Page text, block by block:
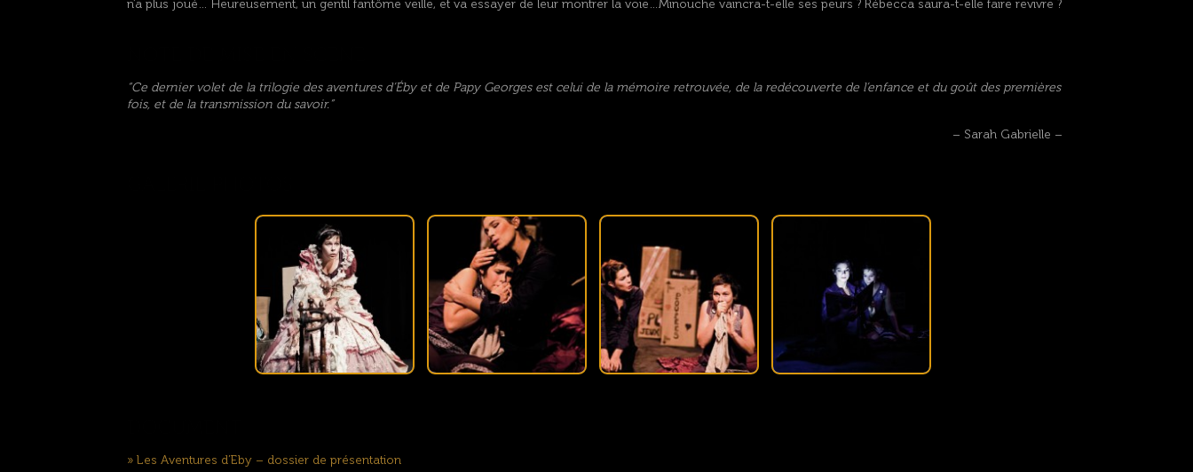
n’a plus joué… Heureusement, un gentil fantôme veille, et va essayer de leur montrer la voie…Minouche vaincra-t-elle ses peurs ? Rébecca saura-t-elle faire revivre ?
“Ce dernier volet de la trilogie des aventures d’Éby et de Papy Georges est celui de la mémoire retrouvée, de la redécouverte de l’enfance et du goût des premières
fois, et de la transmission du savoir.”
– Sarah Gabrielle –
» Les Aventures d’Eby – dossier de présentation